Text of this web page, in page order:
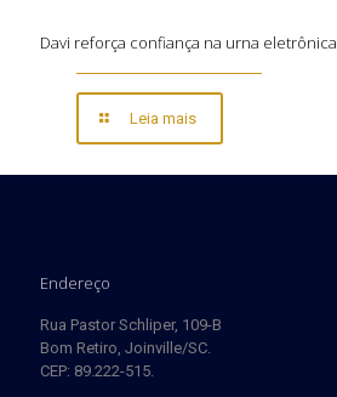
Davi reforça confiança na urna eletrônica
Leia mais
Endereço
Rua Pastor Schliper, 109-B
Bom Retiro, Joinville/SC.
CEP: 89.222-515.